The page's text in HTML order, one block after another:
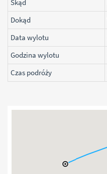
Skąd
Dokąd
Data wylotu
Godzina wylotu
Czas podróży